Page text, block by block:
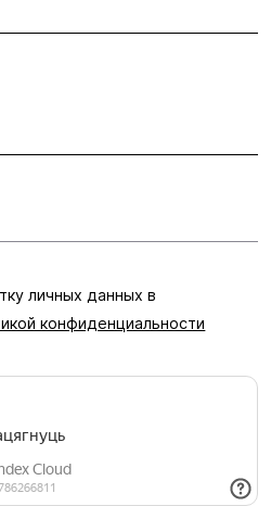
личных данных в
конфиденциальности